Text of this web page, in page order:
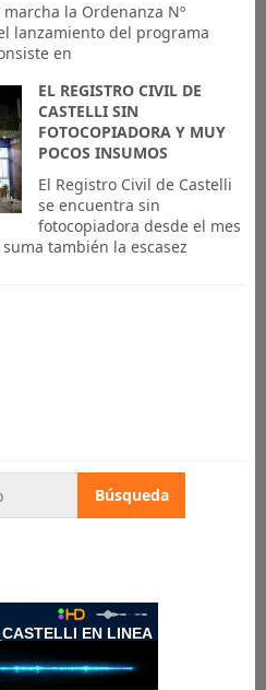
la Ordenanza Nº
lanzamiento del programa
en
EL REGISTRO CIVIL DE
CASTELLI SIN
FOTOCOPIADORA Y MUY
POCOS INSUMOS
El Registro Civil de Castelli
se encuentra sin
fotocopiadora desde el mes
también la escasez